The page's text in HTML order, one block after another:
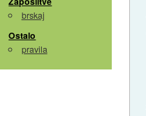
brskaj
Ostalo
pravila